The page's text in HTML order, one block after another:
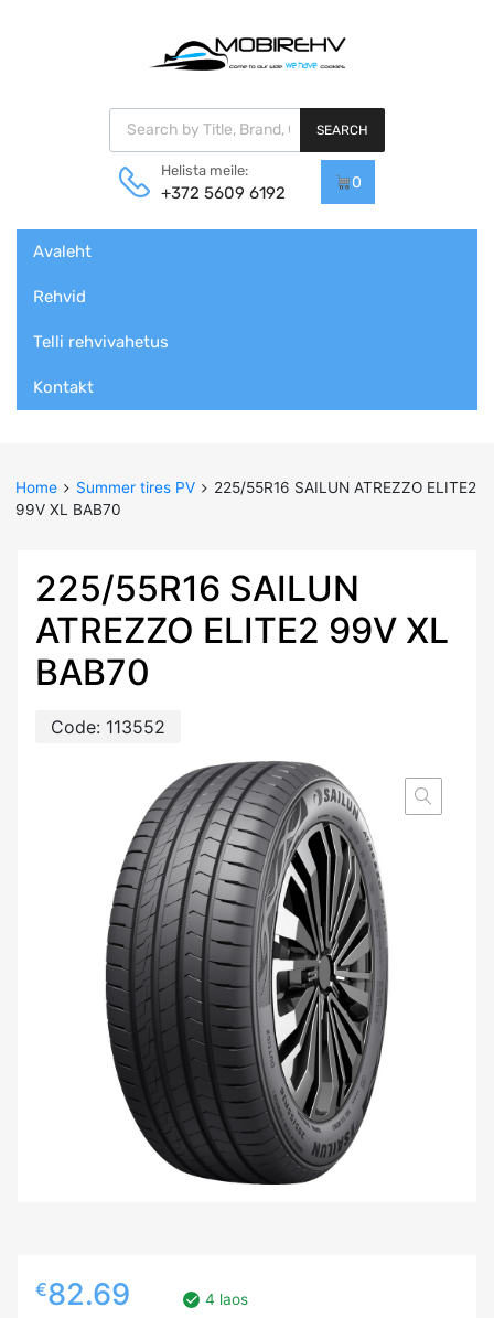
Products search
SEARCH
Helista meile:
+372 5609 6192
0
content
Avaleht
Rehvid
Telli rehvivahetus
Kontakt
Home Summer tires PV
225/55R16 SAILUN ATREZZO ELITE2
99V XL BAB70
225/55R16 SAILUN
ATREZZO ELITE2 99V XL
BAB70
Code: 113552
€82.69 4 laos